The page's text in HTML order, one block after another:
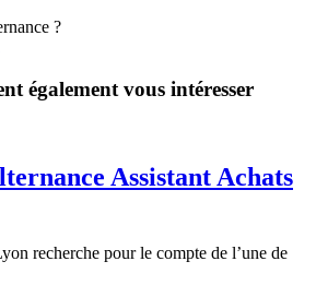
?
également vous intéresser
Assistant Achats
recherche pour le compte de l’une de